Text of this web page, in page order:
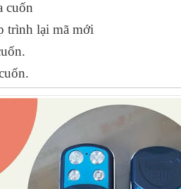
cuốn
trình lại mã mới